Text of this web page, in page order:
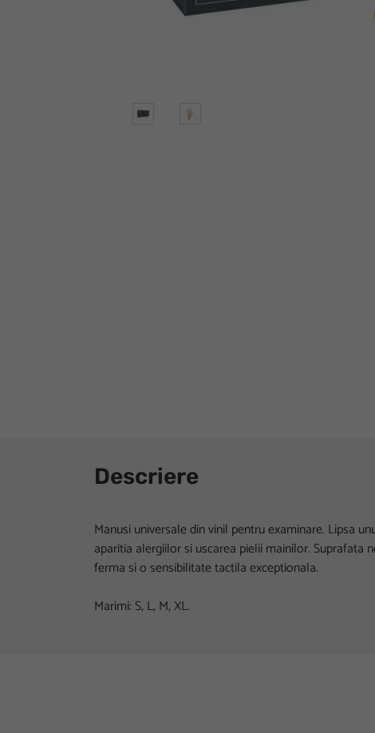
Descriere
Manusi universale din vinil pentru examinare. Lipsa
aparitia alergiilor si uscarea pielii mainilor. Suprafata
ferma si o sensibilitate tactila exceptionala.
Marimi: S, L, M, XL.